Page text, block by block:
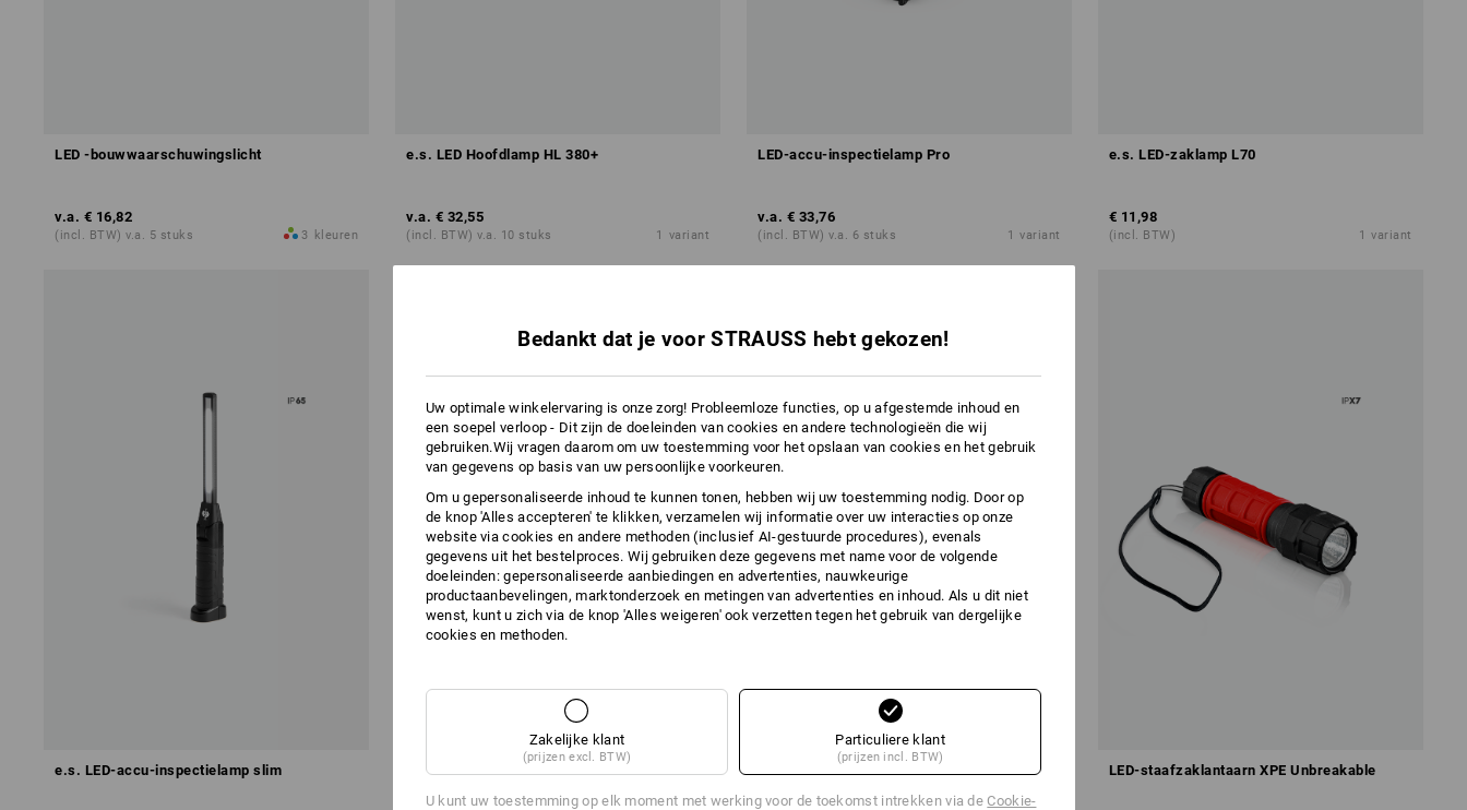
LED -bouwwaarschuwingslicht
v.a. € 16,82
(incl. BTW) v.a. 5 stuks 3 kleuren
e.s. LED Hoofdlamp HL 380+
v.a. € 32,55
(incl. BTW) v.a. 10 stuks 1 variant
LED-accu-inspectielamp Pro
v.a. € 33,76
(incl. BTW) v.a. 6 stuks 1 variant
e.s. LED-zaklamp L70
€ 11,98
(incl. BTW) 1 variant
e.s. LED-accu-inspectielamp slim e.s. LED-staafzaklantaarn FL3+ Schijnwerper-statief LED-staafzaklantaarn XPE Unbreakable
Bedankt dat je voor STRAUSS hebt gekozen!
Uw optimale winkelervaring is onze zorg! Probleemloze functies, op u afgestemde inhoud en
een soepel verloop - Dit zijn de doeleinden van cookies en andere technologieën die wij
gebruiken.Wij vragen daarom om uw toestemming voor het opslaan van cookies en het gebruik
van gegevens op basis van uw persoonlijke voorkeuren.
Om u gepersonaliseerde inhoud te kunnen tonen, hebben wij uw toestemming nodig. Door op
de knop 'Alles accepteren' te klikken, verzamelen wij informatie over uw interacties op onze
website via cookies en andere methoden (inclusief AI-gestuurde procedures), evenals
gegevens uit het bestelproces. Wij gebruiken deze gegevens met name voor de volgende
doeleinden: gepersonaliseerde aanbiedingen en advertenties, nauwkeurige
productaanbevelingen, marktonderzoek en metingen van advertenties en inhoud. Als u dit niet
wenst, kunt u zich via de knop 'Alles weigeren' ook verzetten tegen het gebruik van dergelijke
cookies en methoden.
Zakelijke klant
(prijzen excl. BTW)
Particuliere klant
(prijzen incl. BTW)
U kunt uw toestemming op elk moment met werking voor de toekomst intrekken via deCookie-